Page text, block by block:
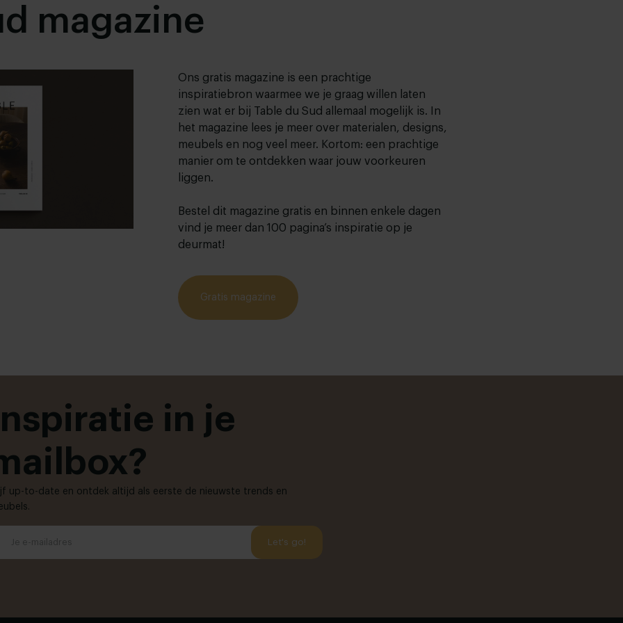
magazine
Ons gratis magazine is een prachtige
inspiratiebron waarmee we je graag willen laten
zien wat er bij Table du Sud allemaal mogelijk is. In
het magazine lees je meer over materialen, designs,
meubels en nog veel meer. Kortom: een prachtige
manier om te ontdekken waar jouw voorkeuren
liggen.
Bestel dit magazine gratis en binnen enkele dagen
vind je meer dan 100 pagina’s inspiratie op je
deurmat!
Gratis magazine
in je
up-to-date en ontdek altijd als eerste de nieuwste trends en
Let's go!